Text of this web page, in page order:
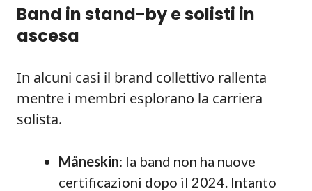
Band in stand-by e solisti in
ascesa
In alcuni casi il brand collettivo rallenta
mentre i membri esplorano la carriera
solista.
Måneskin: la band non ha nuove
certificazioni dopo il 2024. Intanto